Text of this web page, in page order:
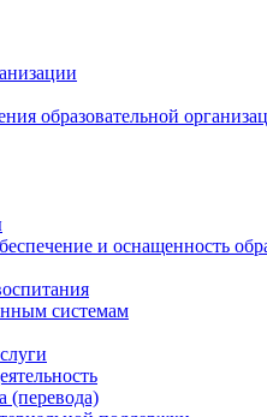
образовательной
и оснащенность
системам
(перевода)